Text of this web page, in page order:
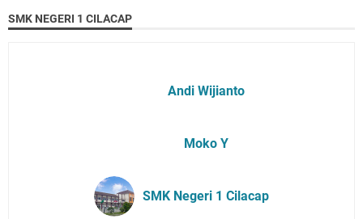
SMK NEGERI 1 CILACAP
Andi Wijianto
Moko Y
SMK Negeri 1 Cilacap